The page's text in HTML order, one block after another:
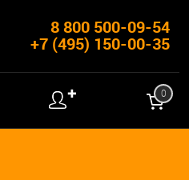
8 800 500-09-54
+7 (495) 150-00-35
✚ 0